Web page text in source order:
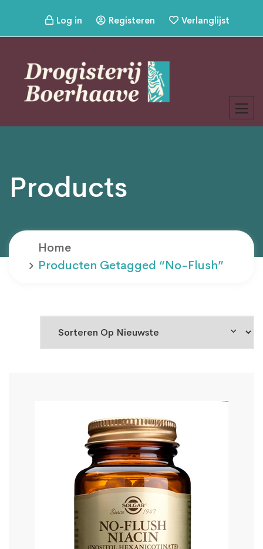
Log in Registeren Verlanglijst
Products
Home
Producten Getagged “No-Flush”